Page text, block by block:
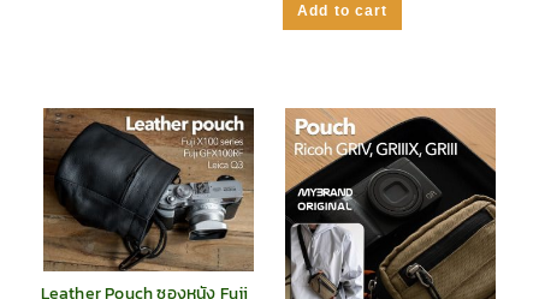
Add to cart
Leather Pouch ซองหนัง Fuji